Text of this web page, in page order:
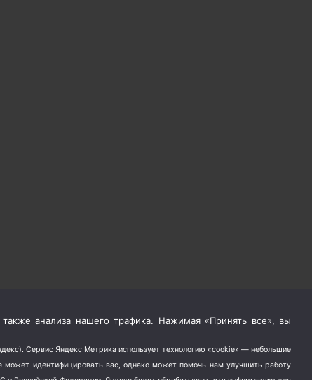
анализа нашего трафика. Нажимая «Принять все», вы
Сервис Яндекс Метрика использует технологию «cookie» — небольшие
идентифицировать вас, однако может помочь нам улучшить работу